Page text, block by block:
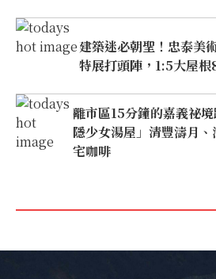
建築迷必朝聖！忠泰美
特展打頭陣，1:5大屋
離市區15分鐘的嘉義祕
隱少女湯屋」清豐濤月
宅咖啡